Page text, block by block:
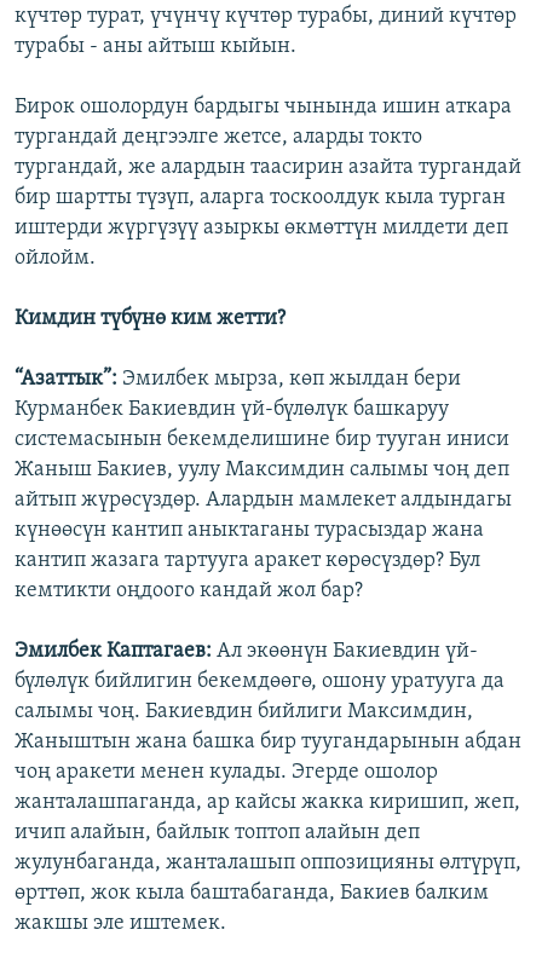
күчтөр турат, үчүнчү күчтөр турабы, диний күчтөр
турабы - аны айтыш кыйын.
Бирок ошолордун бардыгы чынында ишин аткара
тургандай деңгээлге жетсе, аларды токто
тургандай, же алардын таасирин азайта тургандай
бир шартты түзүп, аларга тоскоолдук кыла турган
иштерди жүргүзүү азыркы өкмөттүн милдети деп
ойлойм.
Кимдин түбүнө ким жетти?
“Азаттык”: Эмилбек мырза, көп жылдан бери
Курманбек Бакиевдин үй-бүлөлүк башкаруу
системасынын бекемделишине бир тууган иниси
Жаныш Бакиев, уулу Максимдин салымы чоң деп
айтып жүрөсүздөр. Алардын мамлекет алдындагы
күнөөсүн кантип аныктаганы турасыздар жана
кантип жазага тартууга аракет көрөсүздөр? Бул
кемтикти оңдоого кандай жол бар?
Эмилбек Каптагаев: Ал экөөнүн Бакиевдин үй-
бүлөлүк бийлигин бекемдөөгө, ошону уратууга да
салымы чоң. Бакиевдин бийлиги Максимдин,
Жаныштын жана башка бир туугандарынын абдан
чоң аракети менен кулады. Эгерде ошолор
жанталашпаганда, ар кайсы жакка киришип, жеп,
ичип алайын, байлык топтоп алайын деп
жулунбаганда, жанталашып оппозицияны өлтүрүп,
өрттөп, жок кыла баштабаганда, Бакиев балким
жакшы эле иштемек.